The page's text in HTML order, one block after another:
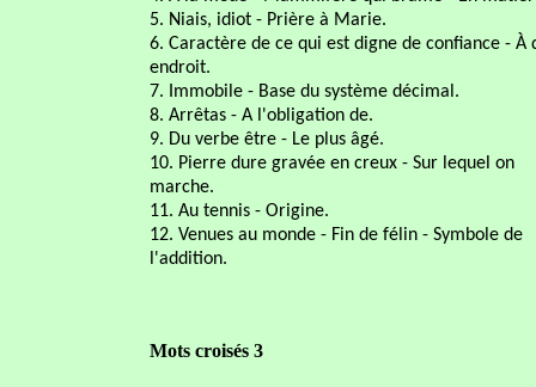
5. Niais, idiot - Prière à Marie.
6. Caractère de ce qui est digne de confiance - À
endroit.
7. Immobile - Base du système décimal.
8. Arrêtas - A l'obligation de.
9. Du verbe être - Le plus âgé.
10. Pierre dure gravée en creux - Sur lequel on
marche.
11. Au tennis - Origine.
12. Venues au monde - Fin de félin - Symbole de
l'addition.
Mots croisés 3